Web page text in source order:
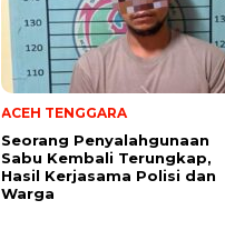
ACEH TENGGARA
Seorang Penyalahgunaan
Sabu Kembali Terungkap,
Hasil Kerjasama Polisi dan
Warga